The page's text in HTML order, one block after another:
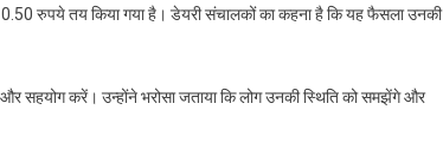
रुपये तय किया गया है। डेयरी संचालकों का कहना है कि यह फैसला उनकी
सहयोग करें। उन्होंने भरोसा जताया कि लोग उनकी स्थिति को समझेंगे और